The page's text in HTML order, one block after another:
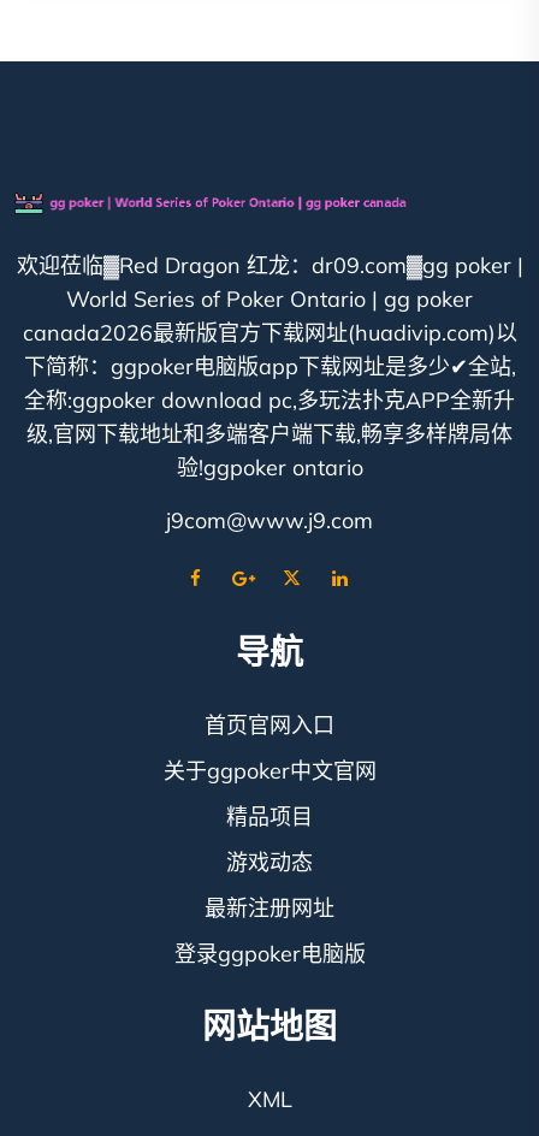
欢迎莅临▓Red Dragon 红龙：dr09.com▓gg poker |
World Series of Poker Ontario | gg poker
canada2026最新版官方下载网址(huadivip.com)以
下简称：ggpoker电脑版app下载网址是多少✔全站,
全称:ggpoker download pc,多玩法扑克APP全新升
级,官网下载地址和多端客户端下载,畅享多样牌局体
验!ggpoker ontario
j9com@www.j9.com
导航
首页官网入口
关于ggpoker中文官网
精品项目
游戏动态
最新注册网址
登录ggpoker电脑版
网站地图
XML